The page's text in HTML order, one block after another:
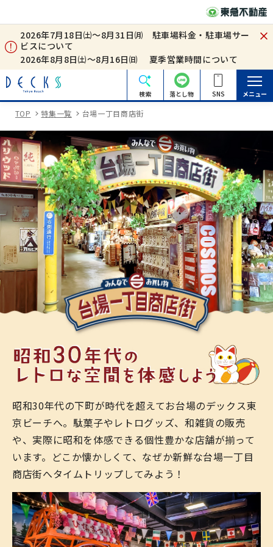
2026年7月18日㈯～8月31日㈪ 駐車場料金・駐車場サー
ビスについて
2026年8月8日㈯～8月16日㈰ 夏季営業時間について
検索 落とし物 SNS メニュー
TOP 特集一覧 台場一丁目商店街
昭和30年代の下町が時代を超えてお台場のデックス東
京ビーチへ。 駄菓子やレトログッズ、和雑貨の販売
や、実際に昭和を体感できる個性豊かな店舗が揃って
います。 どこか懐かしくて、なぜか新鮮な台場一丁目
商店街へタイムトリップしてみよう！